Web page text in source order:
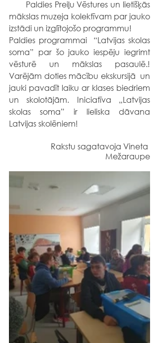
mākslas muzeja kolektīvam par jauko
izstādi un izglītojošo programmu!
Paldies programmai  “Latvijas skolas
soma” par šo jauko iespēju iegrimt
vēsturē un mākslas pasaulē.!
Varējām doties mācību ekskursijā  un
jauki pavadīt laiku ar klases biedriem
un skolotājām. Iniciatīva „Latvijas
skolas soma” ir lieliska dāvana
Latvijas skolēniem!
Rakstu sagatavoja Vineta
Mežaraupe